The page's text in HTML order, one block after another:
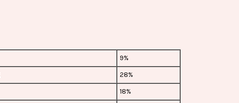
9%
28%
18%